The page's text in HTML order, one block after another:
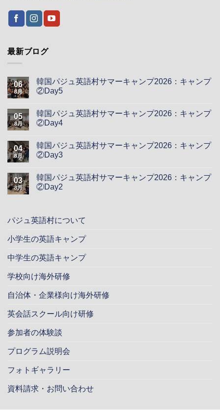
最新ブログ
06
8月
韓国パジュ英語村サマーキャンプ2026：キャンプ
②Day5
05
8月
韓国パジュ英語村サマーキャンプ2026：キャンプ
②Day4
04
8月
韓国パジュ英語村サマーキャンプ2026：キャンプ
②Day3
03
8月
韓国パジュ英語村サマーキャンプ2026：キャンプ
②Day2
パジュ英語村について
小学生の英語キャンプ
中学生の英語キャンプ
学校向け海外研修
自治体・企業様向け海外研修
英会話スクール向け研修
参加者の体験談
プログラム説明会
フォトギャラリー
資料請求・お問い合わせ